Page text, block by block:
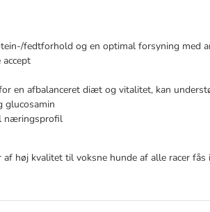
fedtforhold og en optimal forsyning med
en afbalanceret diæt og vitalitet, kan
glucosamin
næringsprofil
høj kvalitet til voksne hunde af alle racer